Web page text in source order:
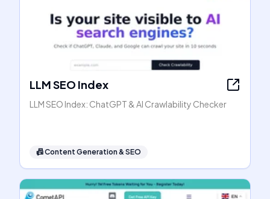
LLM SEO Index
LLM SEO Index: ChatGPT & AI Crawlability Checker
📠Content Generation & SEO